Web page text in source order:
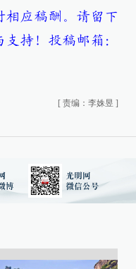
相应稿酬。请留下
支持！投稿邮箱：
[ 责编：李姝昱 ]